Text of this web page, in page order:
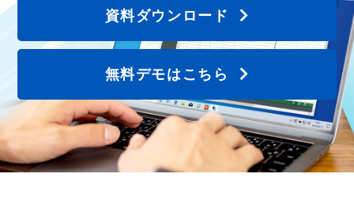
資料ダウンロード
無料デモはこちら